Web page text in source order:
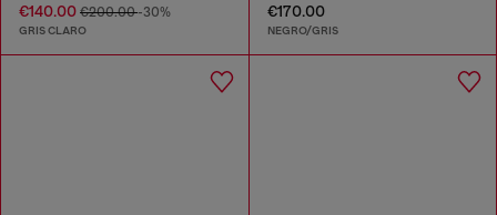
€140.00 €200.00-30%
GRIS CLARO
€170.00
NEGRO/GRIS